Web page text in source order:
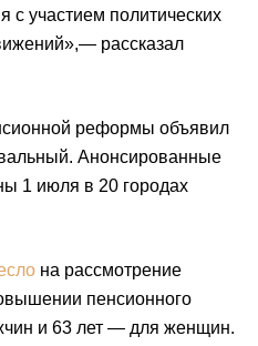
с участием политических
рассказал
реформы объявил
Анонсированные
1 июля в 20 городах
на рассмотрение
пенсионного
и 63 лет — для женщин.